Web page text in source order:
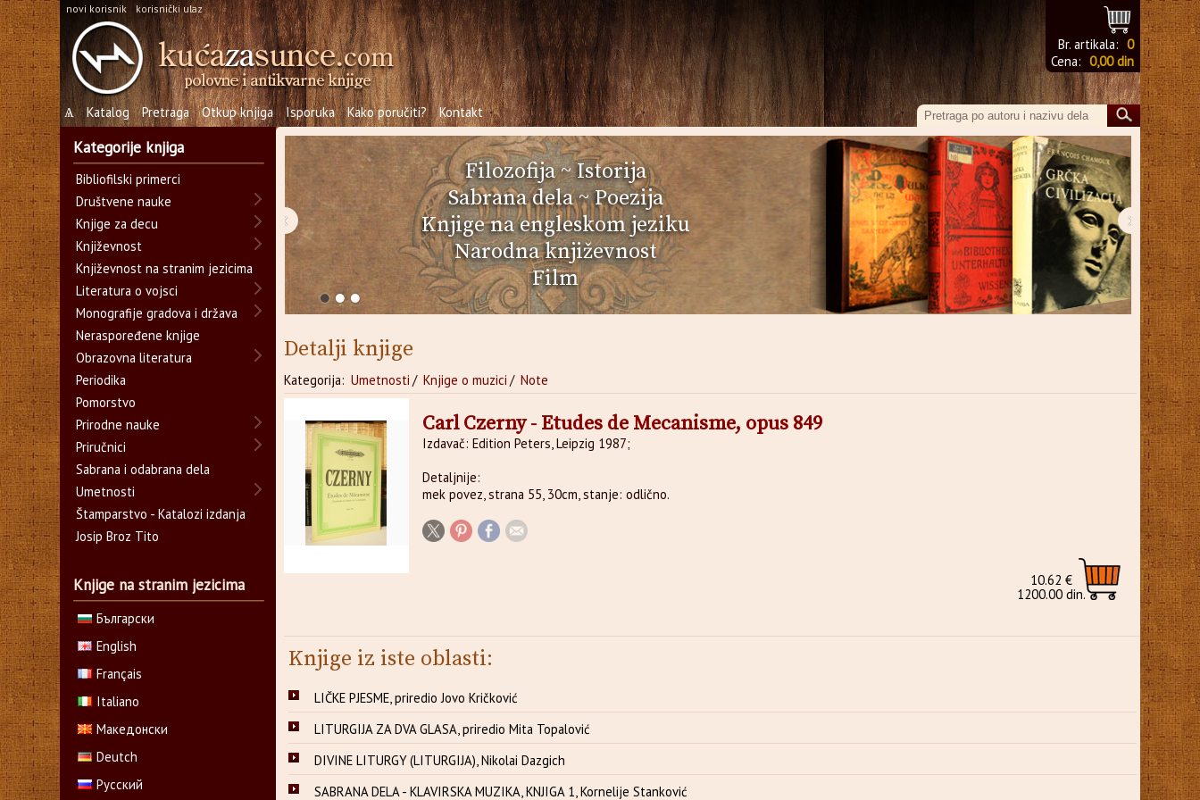
novi korisnik korisnički ulaz
Br. artikala: 0
Cena: 0,00 din
Ѧ Katalog Pretraga Otkup knjiga Isporuka Kako poručiti? Kontakt
Filozofija~Istorija
Sabrana dela~Poezija
Knjige na engleskom jeziku
Narodna književnost
Film
‹ ›
Detalji knjige
Kategorija: Umetnosti / Knjige o muzici / Note
Carl Czerny - Etudes de Mecanisme, opus 849
Izdavač: Edition Peters, Leipzig 1987;
Detaljnije:
mek povez, strana 55, 30cm, stanje: odlično.
10.62 €
1200.00 din.
Knjige iz iste oblasti:
LIČKE PJESME, priredio Jovo Kričković
LITURGIJA ZA DVA GLASA, priredio Mita Topalović
DIVINE LITURGY (LITURGIJA), Nikolai Dazgich
SABRANA DELA - KLAVIRSKA MUZIKA, KNJIGA 1, Kornelije Stanković
Kategorije knjiga
Bibliofilski primerci
Društvene nauke
Knjige za decu
Književnost
Književnost na stranim jezicima
Literatura o vojsci
Monografije gradova i država
Neraspoređene knjige
Obrazovna literatura
Periodika
Pomorstvo
Prirodne nauke
Priručnici
Sabrana i odabrana dela
Umetnosti
Štamparstvo - Katalozi izdanja
Josip Broz Tito
Knjige na stranim jezicima
Български
English
Français
Italiano
Македонски
Deutch
Русский